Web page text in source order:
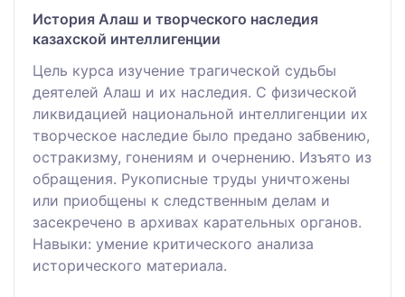
История Алаш и творческого наследия
казахской интеллигенции
Цель курса изучение трагической судьбы
деятелей Алаш и их наследия. С физической
ликвидацией национальной интеллигенции их
творческое наследие было предано забвению,
остракизму, гонениям и очернению. Изъято из
обращения. Рукописные труды уничтожены
или приобщены к следственным делам и
засекречено в архивах карательных органов.
Навыки: умение критического анализа
исторического материала.